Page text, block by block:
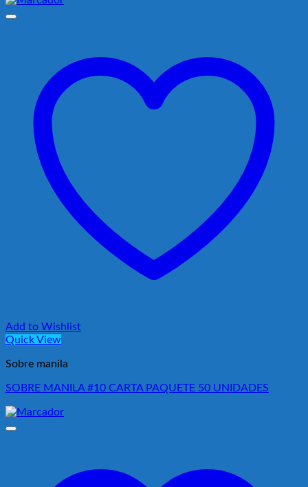
Add to Wishlist
Quick View
Sobre manila
SOBRE MANILA #10 CARTA PAQUETE 50 UNIDADES